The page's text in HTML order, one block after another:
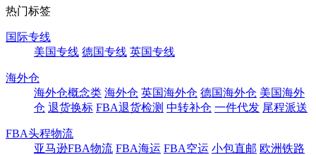
热门标签
国际专线
美国专线 德国专线 英国专线
海外仓
海外仓概念类 海外仓 英国海外仓 德国海外仓 美国海外
仓 退货换标 FBA退货检测 中转补仓 一件代发 尾程派送
FBA头程物流
亚马逊FBA物流 FBA海运 FBA空运 小包直邮 欧洲铁路